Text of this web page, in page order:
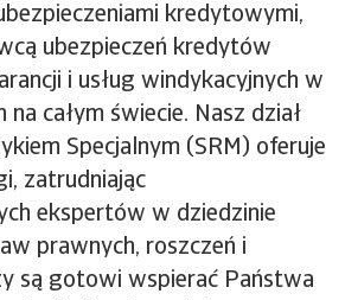
kredytowymi,
ubezpieczeń kredytów
i usług windykacyjnych w
na całym świecie. Nasz dział
Specjalnym (SRM) oferuje
zatrudniając
ekspertów w dziedzinie
prawnych, roszczeń i
są gotowi wspierać Państwa